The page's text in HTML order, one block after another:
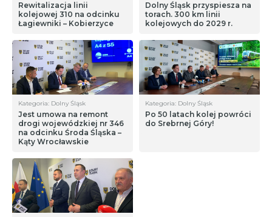
Rewitalizacja linii
kolejowej 310 na odcinku
Łagiewniki – Kobierzyce
Dolny Śląsk przyspiesza na
torach. 300 km linii
kolejowych do 2029 r.
Kategoria: Dolny Śląsk
Jest umowa na remont
drogi wojewódzkiej nr 346
na odcinku Środa Śląska –
Kąty Wrocławskie
Kategoria: Dolny Śląsk
Po 50 latach kolej powróci
do Srebrnej Góry!